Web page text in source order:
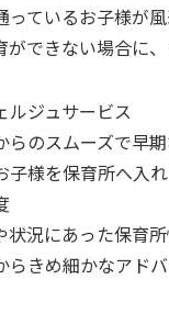
っているお子様が
ができない場合に
ルジュサービス
らのスムーズで早
子様を保育所へ入
状況にあった保育
きめ細かなアド